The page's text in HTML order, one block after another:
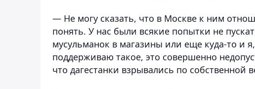
— Не могу сказать, что в Москве к ним
понять. У нас были всякие попытки не
мусульманок в магазины или еще куда-то и
поддерживаю такое, это совершенно
что дагестанки взрывались по собственной